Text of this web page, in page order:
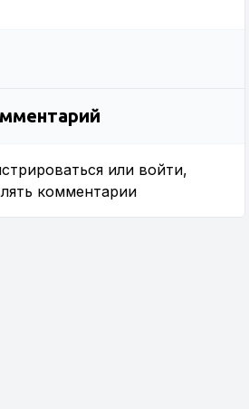
или войти,
комментарии